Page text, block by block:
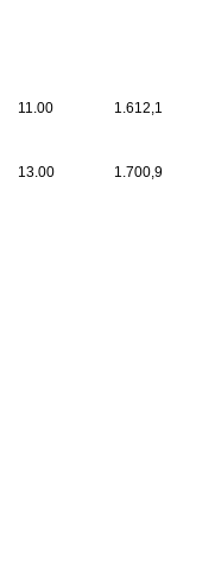
11.00 1.612,1
13.00 1.700,9